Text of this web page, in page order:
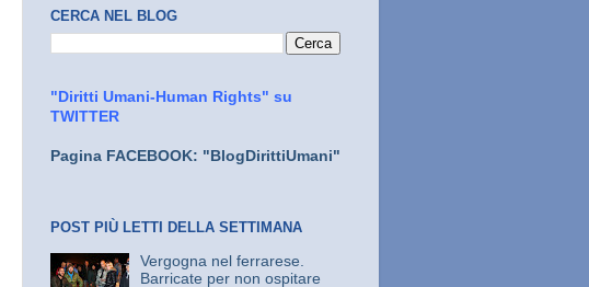
CERCA NEL BLOG
"Diritti Umani-Human Rights" su
TWITTER
Pagina FACEBOOK: "BlogDirittiUmani"
POST PIÙ LETTI DELLA SETTIMANA
Vergogna nel ferrarese.
Barricate per non ospitare